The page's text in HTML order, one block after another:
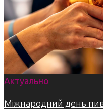
Актуально
Міжнародний день